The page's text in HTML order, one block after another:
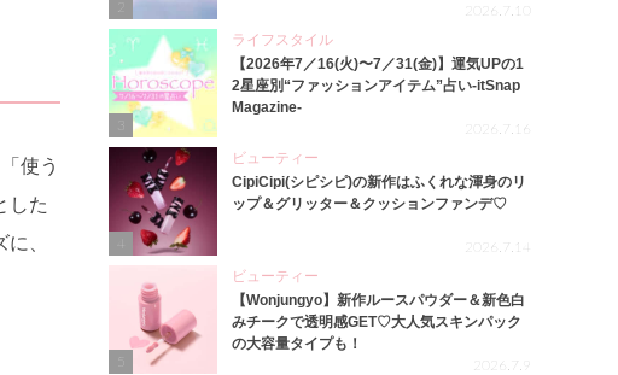
使う
した
、
2026.7.10
3
ライフスタイル
【2026年7／16(火)〜7／31(金)】運気UPの1
2星座別“ファッションアイテム”占い-itSnap
Magazine-
2026.7.16
4
ビューティー
CipiCipi(シピシピ)の新作はふくれな渾身のリ
ップ＆グリッター＆クッションファンデ♡
2026.7.14
ビューティー
【Wonjungyo】新作ルースパウダー＆新色白
みチークで透明感GET♡大人気スキンパック
の大容量タイプも！
2026.7.9